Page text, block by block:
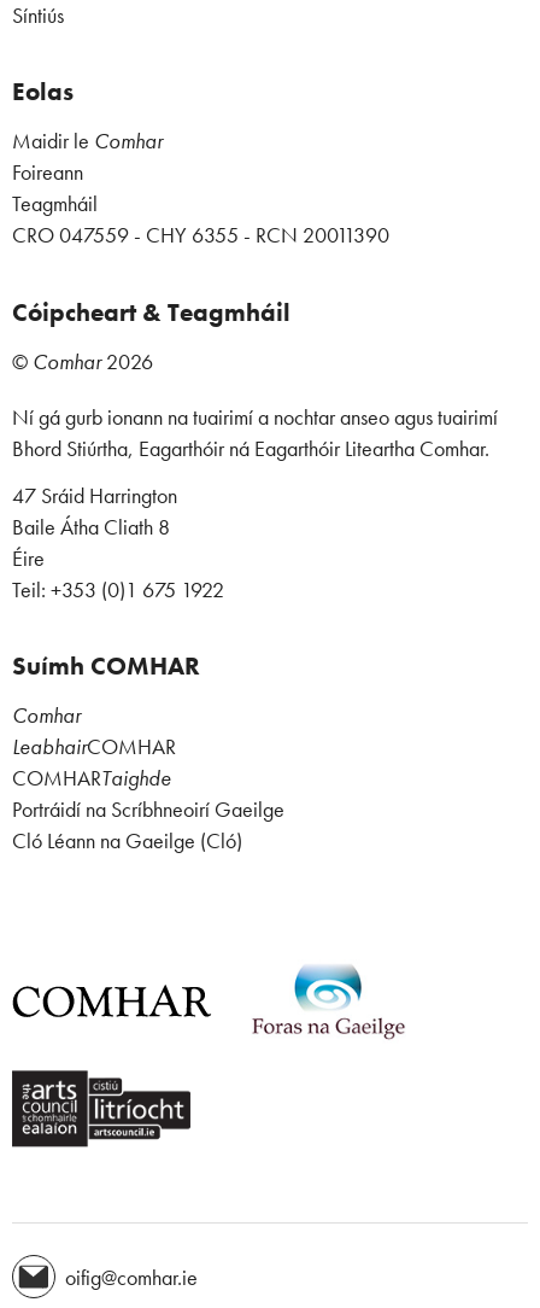
Síntiús
Eolas
Maidir le Comhar
Foireann
Teagmháil
CRO 047559 - CHY 6355 - RCN 20011390
Cóipcheart & Teagmháil
© Comhar2026
Ní gá gurb ionann na tuairimí a nochtar anseo agus tuairimí
Bhord Stiúrtha, Eagarthóir ná Eagarthóir Liteartha Comhar.
47 Sráid Harrington
Baile Átha Cliath 8
Éire
Teil: +353 (0)1 675 1922
Suímh COMHAR
Comhar
LeabhairCOMHAR
COMHARTaighde
Portráidí na Scríbhneoirí Gaeilge
Cló Léann na Gaeilge (Cló)
oifig@comhar.ie